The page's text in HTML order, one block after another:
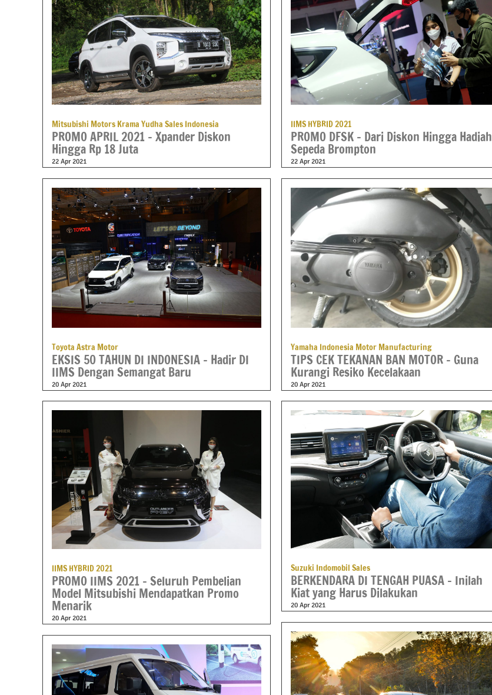
Mitsubishi Motors Krama Yudha Sales Indonesia
PROMO APRIL 2021 – Xpander Diskon
Hingga Rp 18 Juta
22 Apr 2021
IIMS HYBRID 2021
PROMO DFSK – Dari Diskon Hingga Hadiah
Sepeda Brompton
22 Apr 2021
Toyota Astra Motor
EKSIS 50 TAHUN DI INDONESIA – Hadir DI
IIMS Dengan Semangat Baru
20 Apr 2021
Yamaha Indonesia Motor Manufacturing
TIPS CEK TEKANAN BAN MOTOR – Guna
Kurangi Resiko Kecelakaan
20 Apr 2021
IIMS HYBRID 2021
PROMO IIMS 2021 – Seluruh Pembelian
Model Mitsubishi Mendapatkan Promo
Menarik
20 Apr 2021
Suzuki Indomobil Sales
BERKENDARA DI TENGAH PUASA – Inilah
Kiat yang Harus Dilakukan
20 Apr 2021